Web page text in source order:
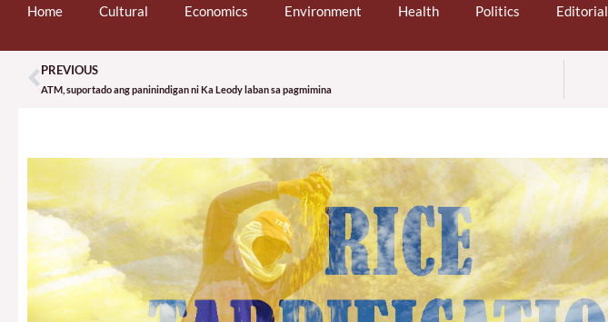
Home Cultural Economics Environment Health Politics Editorial
Prev
PREVIOUS
ATM, suportado ang paninindigan ni Ka Leody laban sa pagmimina